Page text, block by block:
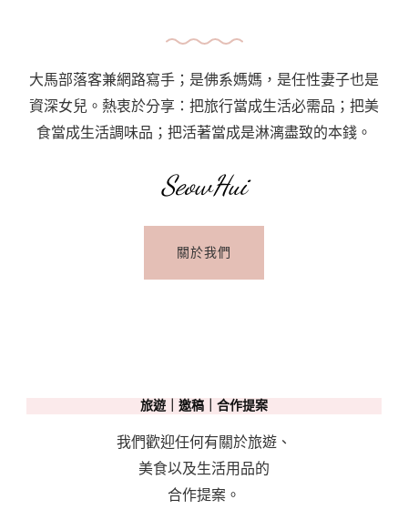
大馬部落客兼網路寫手；是佛系媽媽，是任性妻子也是
資深女兒。熱衷於分享：把旅行當成生活必需品；把美
食當成生活調味品；把活著當成是淋漓盡致的本錢。
SeowHui
關於我們
旅遊｜邀稿｜合作提案
我們歡迎任何有關於旅遊、
美食以及生活用品的
合作提案。